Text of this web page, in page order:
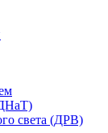
света (ДРВ)